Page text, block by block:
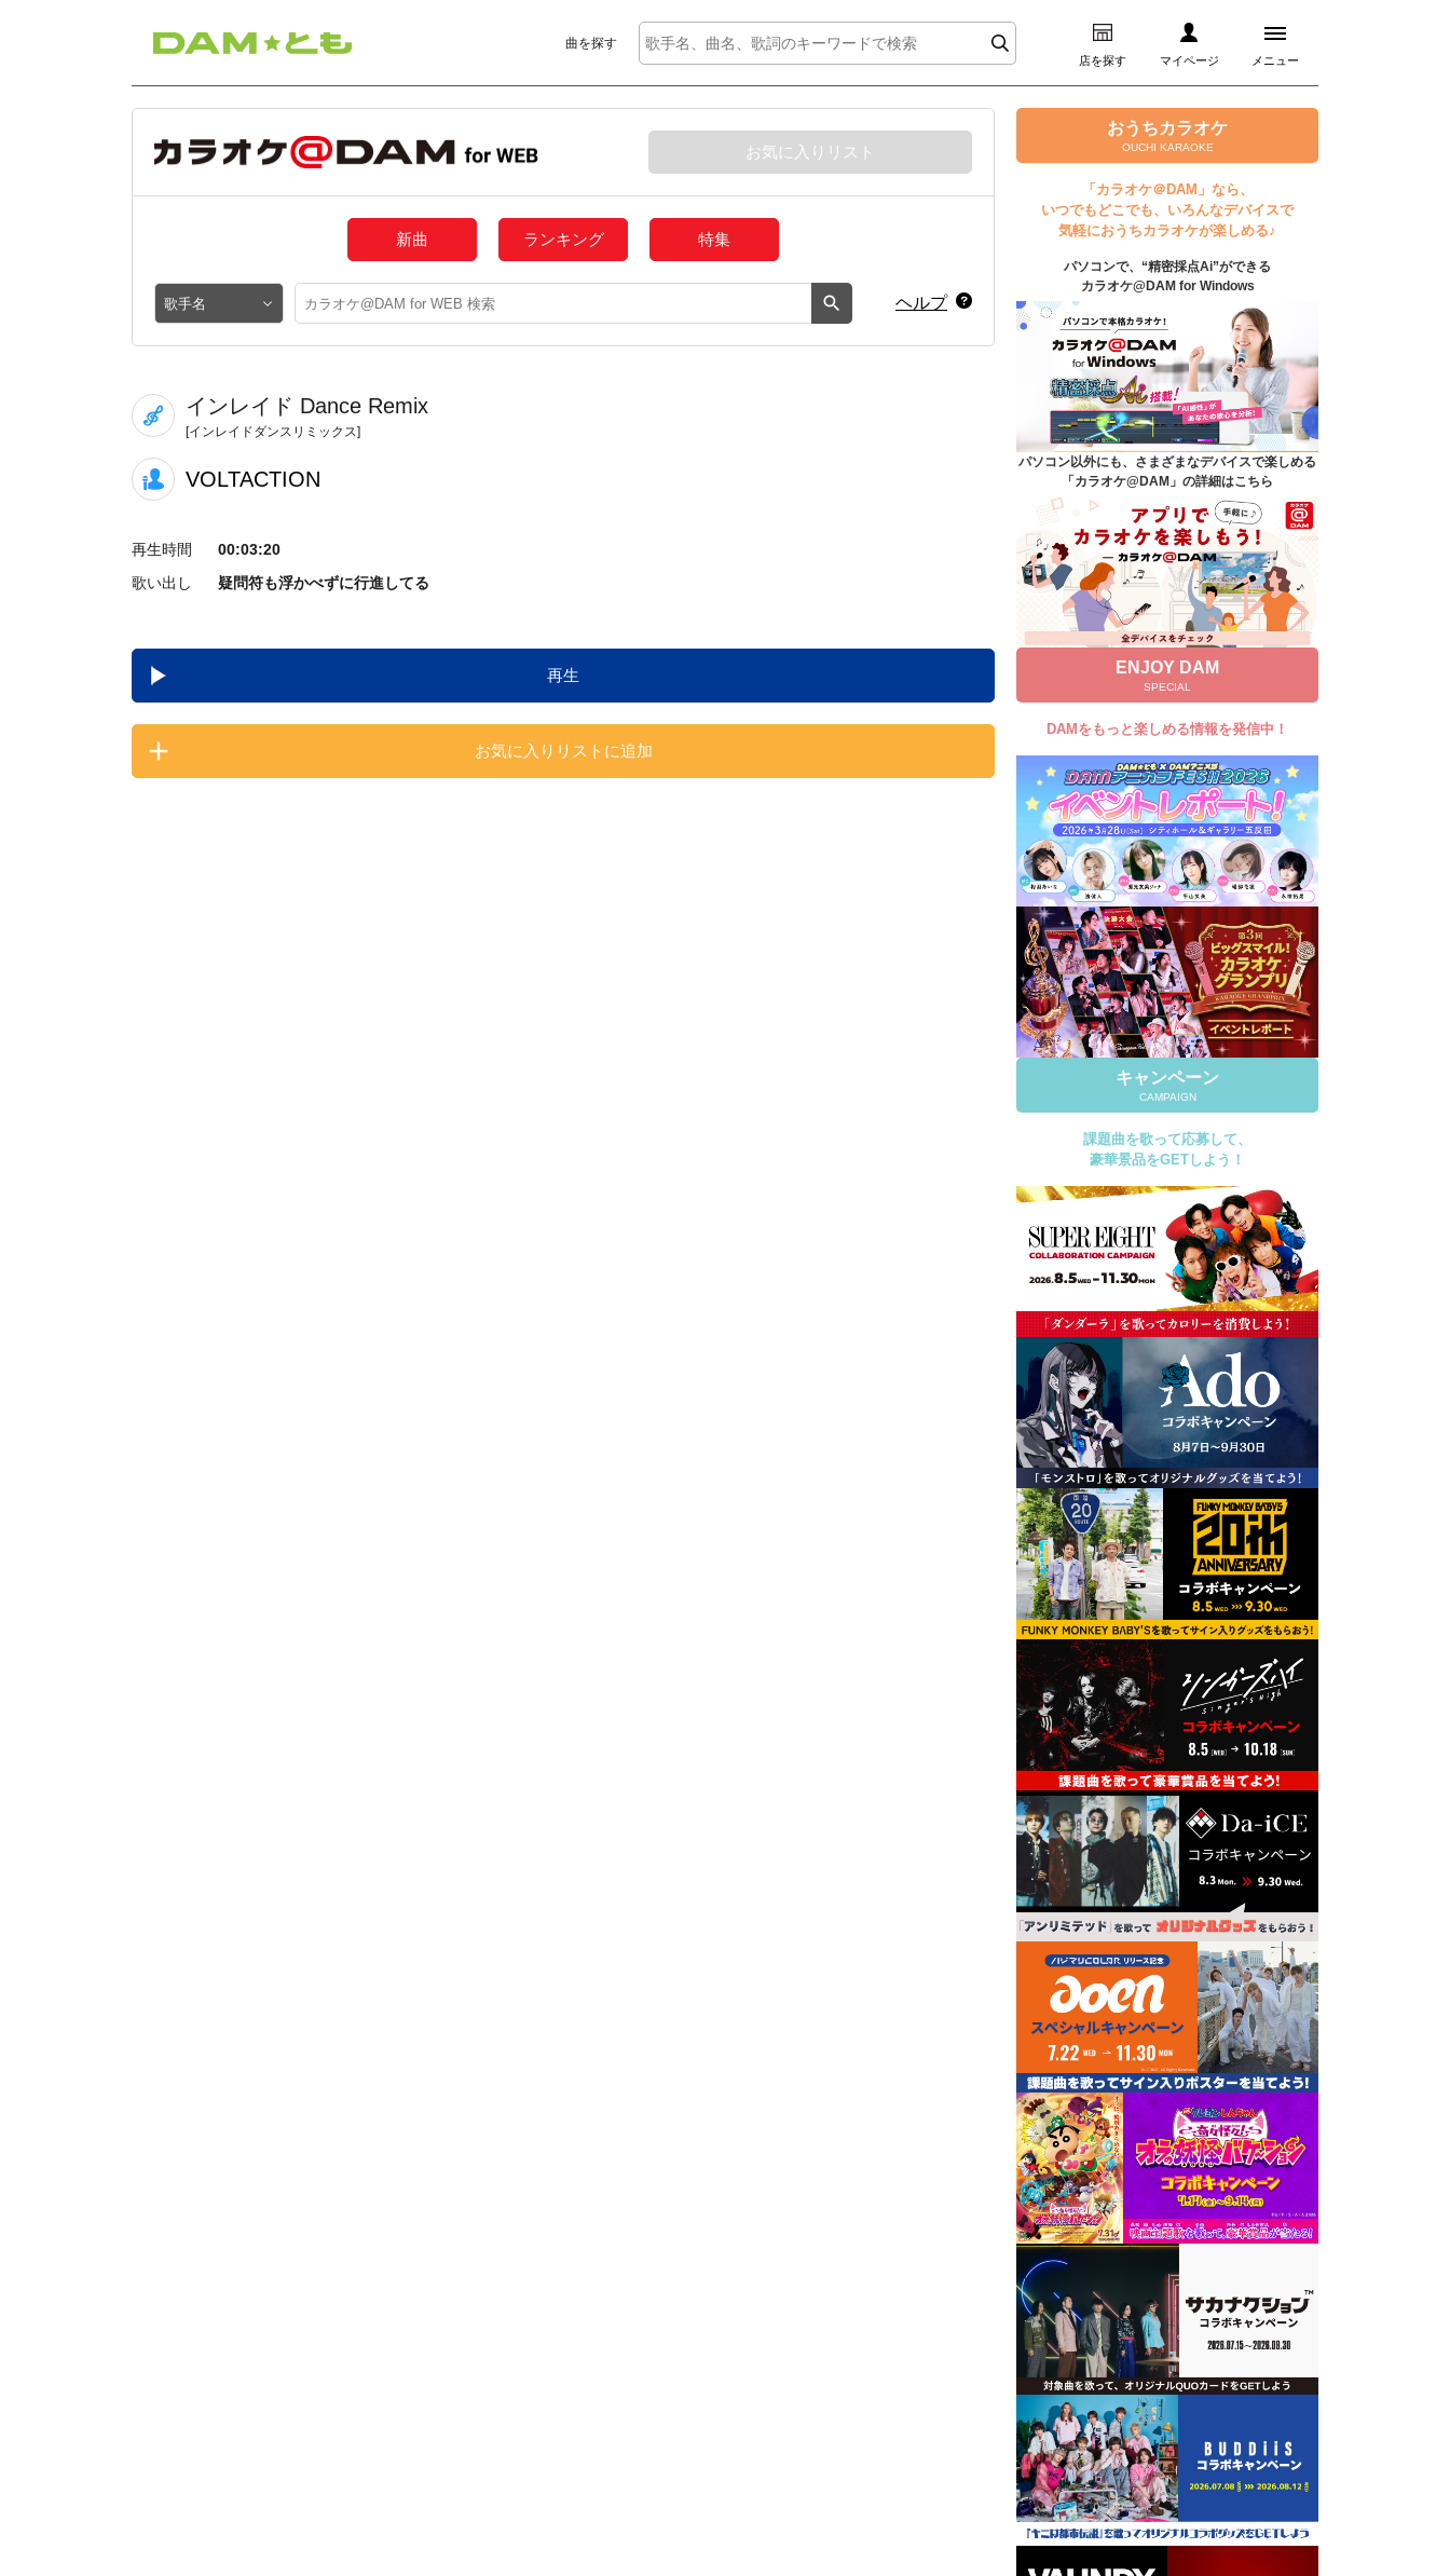
曲を探す
店を探す マイページ メニュー
ログイン
マイページ
プレミアムサービス
DAM★とも動画
DAM★とも録音
カラオケ＠DAM
ユーザー検索
キャンペーン
よくあるご質問
DAMの新曲・ランキングなど
カラオケ最新情報をチェック！
自宅でカラオケ歌い放題！
家族や友達と一緒に！練習にも！
お気に入りリスト
新曲 ランキング 特集
ヘルプ
インレイド Dance Remix
[インレイドダンスリミックス]
VOLTACTION
再生時間
00:03:20
歌い出し
疑問符も浮かべずに行進してる
再生
お気に入りリストに追加
おうちカラオケ
OUCHI KARAOKE
「カラオケ＠DAM」なら、
いつでもどこでも、いろんなデバイスで
気軽におうちカラオケが楽しめる♪
パソコンで、“精密採点Ai”ができる
カラオケ@DAM for Windows
パソコン以外にも、さまざまなデバイスで楽しめる
「カラオケ@DAM」の詳細はこちら
ENJOY DAM
SPECIAL
DAMをもっと楽しめる情報を発信中！
キャンペーン
CAMPAIGN
課題曲を歌って応募して、
豪華景品をGETしよう！